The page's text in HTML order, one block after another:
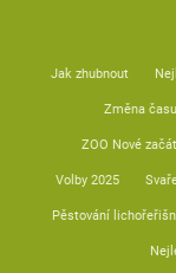
Jak zhubnout
Změna času
ZOO Nové
Volby 2025
Pěstování